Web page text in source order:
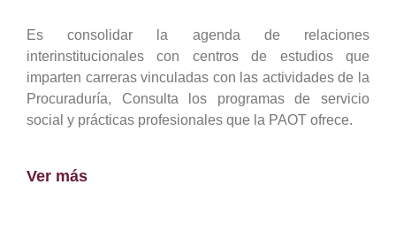
Es consolidar la agenda de relaciones
interinstitucionales con centros de estudios que
imparten carreras vinculadas con las actividades de la
Procuraduría, Consulta los programas de servicio
social y prácticas profesionales que la PAOT ofrece.
Ver más